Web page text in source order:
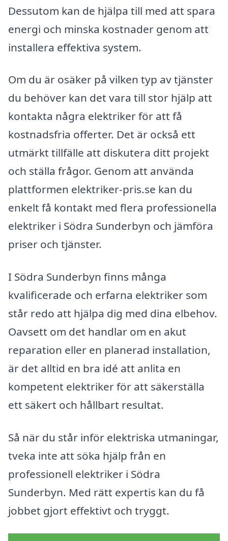
Dessutom kan de hjälpa till med att spara
energi och minska kostnader genom att
installera effektiva system.
Om du är osäker på vilken typ av tjänster
du behöver kan det vara till stor hjälp att
kontakta några elektriker för att få
kostnadsfria offerter. Det är också ett
utmärkt tillfälle att diskutera ditt projekt
och ställa frågor. Genom att använda
plattformen elektriker-pris.se kan du
enkelt få kontakt med flera professionella
elektriker i Södra Sunderbyn och jämföra
priser och tjänster.
I Södra Sunderbyn finns många
kvalificerade och erfarna elektriker som
står redo att hjälpa dig med dina elbehov.
Oavsett om det handlar om en akut
reparation eller en planerad installation,
är det alltid en bra idé att anlita en
kompetent elektriker för att säkerställa
ett säkert och hållbart resultat.
Så när du står inför elektriska utmaningar,
tveka inte att söka hjälp från en
professionell elektriker i Södra
Sunderbyn. Med rätt expertis kan du få
jobbet gjort effektivt och tryggt.